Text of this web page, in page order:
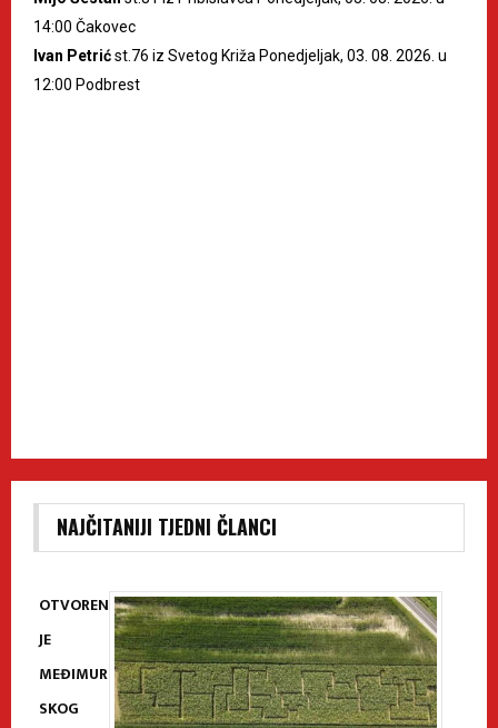
14:00 Čakovec
Ivan Petrićst.76 iz Svetog Križa Ponedjeljak, 03. 08. 2026. u
12:00 Podbrest
NAJČITANIJI TJEDNI ČLANCI
OTVOREN
JE
MEĐIMUR
SKOG